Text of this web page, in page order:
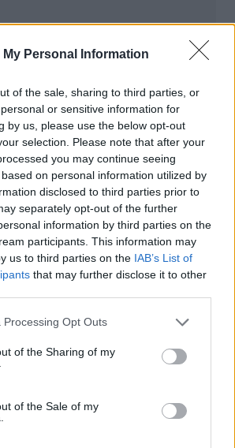
My Personal Information
of the sale, sharing to third parties, or
or sensitive information for
by us, please use the below opt-out
selection. Please note that after your
you may continue seeing
on personal information utilized by
disclosed to third parties prior to
separately opt-out of the further
information by third parties on the
participants. This information may
us to third parties on the IAB’s List of
that may further disclose it to other
Processing Opt Outs
of the Sharing of my
of the Sale of my
Suivant
connaître avant